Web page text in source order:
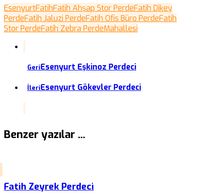
EsenyurtFatihFatih Ahşap Stor PerdeFatih Dikey
PerdeFatih Jaluzi PerdeFatih Ofis Büro PerdeFatih
Stor PerdeFatih Zebra PerdeMahallesi
GeriEsenyurt Eşkinoz Perdeci
İleriEsenyurt Gökevler Perdeci
Benzer yazılar ...
Fatih Zeyrek Perdeci